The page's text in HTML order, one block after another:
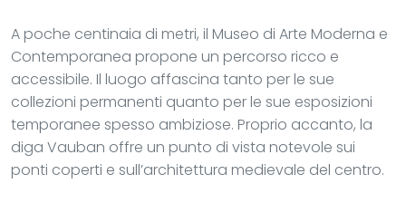
A poche centinaia di metri, il Museo di Arte Moderna e
Contemporanea propone un percorso ricco e
accessibile. Il luogo affascina tanto per le sue
collezioni permanenti quanto per le sue esposizioni
temporanee spesso ambiziose. Proprio accanto, la
diga Vauban offre un punto di vista notevole sui
ponti coperti e sull’architettura medievale del centro.